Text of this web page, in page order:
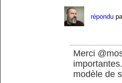
répondu
Merci
modèle de